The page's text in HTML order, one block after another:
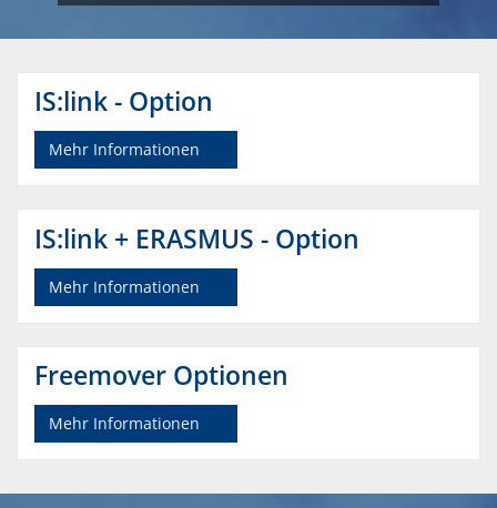
IS:link - Option
Mehr Informationen
IS:link + ERASMUS - Option
Mehr Informationen
Freemover Optionen
Mehr Informationen